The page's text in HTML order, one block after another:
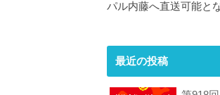
パル内藤へ直送可能と
最近の投稿